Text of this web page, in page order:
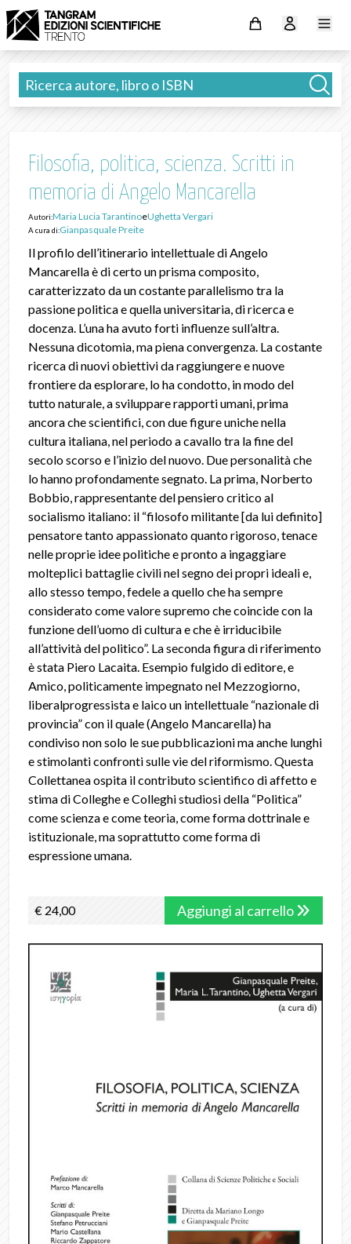
Filosofia, politica, scienza. Scritti in
memoria di Angelo Mancarella
Autori:Maria Lucia TarantinoeUghetta Vergari
A cura di:Gianpasquale Preite
Il profilo dell’itinerario intellettuale di Angelo
Mancarella è di certo un prisma composito,
caratterizzato da un costante parallelismo tra la
passione politica e quella universitaria, di ricerca e
docenza. L’una ha avuto forti influenze sull’altra.
Nessuna dicotomia, ma piena convergenza. La costante
ricerca di nuovi obiettivi da raggiungere e nuove
frontiere da esplorare, lo ha condotto, in modo del
tutto naturale, a sviluppare rapporti umani, prima
ancora che scientifici, con due figure uniche nella
cultura italiana, nel periodo a cavallo tra la fine del
secolo scorso e l’inizio del nuovo. Due personalità che
lo hanno profondamente segnato. La prima, Norberto
Bobbio, rappresentante del pensiero critico al
socialismo italiano: il “filosofo militante [da lui definito]
pensatore tanto appassionato quanto rigoroso, tenace
nelle proprie idee politiche e pronto a ingaggiare
molteplici battaglie civili nel segno dei propri ideali e,
allo stesso tempo, fedele a quello che ha sempre
considerato come valore supremo che coincide con la
funzione dell’uomo di cultura e che è irriducibile
all’attività del politico”. La seconda figura di riferimento
è stata Piero Lacaita. Esempio fulgido di editore, e
Amico, politicamente impegnato nel Mezzogiorno,
liberalprogressista e laico un intellettuale “nazionale di
provincia” con il quale (Angelo Mancarella) ha
condiviso non solo le sue pubblicazioni ma anche lunghi
e stimolanti confronti sulle vie del riformismo. Questa
Collettanea ospita il contributo scientifico di affetto e
stima di Colleghe e Colleghi studiosi della “Politica”
come scienza e come teoria, come forma dottrinale e
istituzionale, ma soprattutto come forma di
espressione umana.
€ 24,00 Aggiungi al carrello